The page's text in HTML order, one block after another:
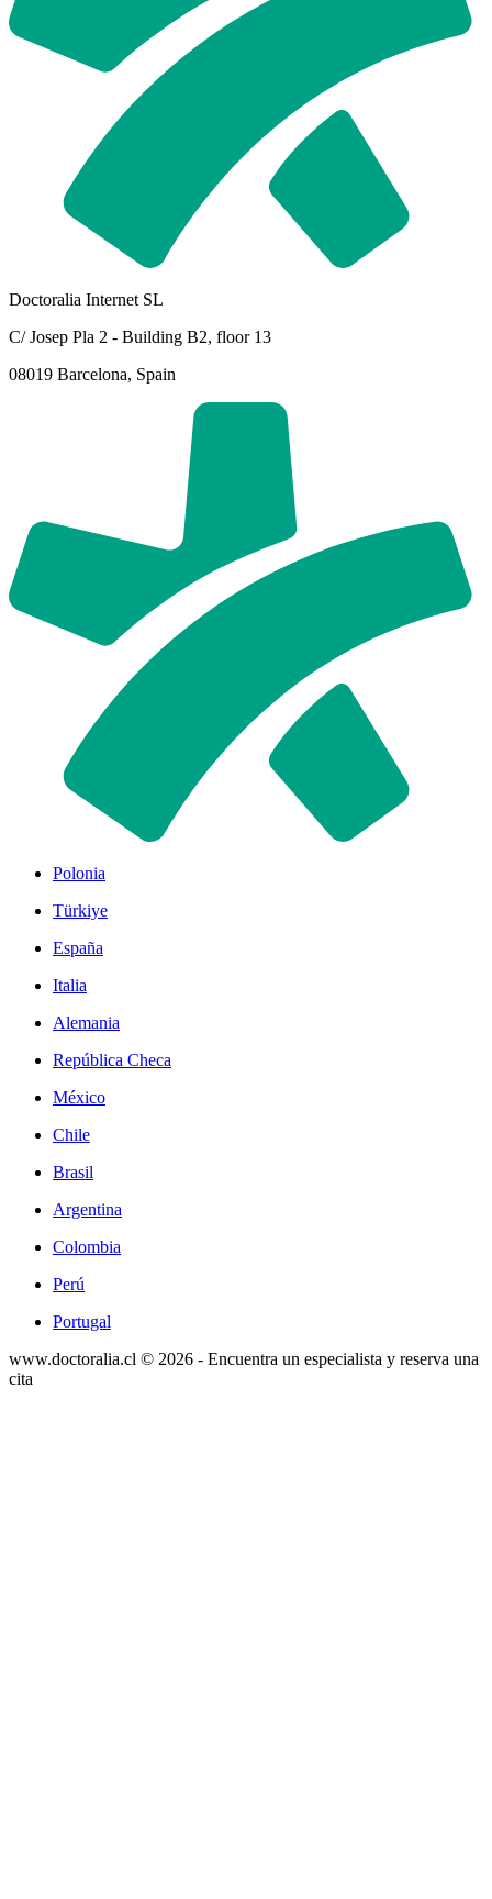
Doctoralia Internet SL
C/ Josep Pla 2 - Building B2, floor 13
08019 Barcelona, Spain
Polonia
Türkiye
España
Italia
Alemania
República Checa
México
Chile
Brasil
Argentina
Colombia
Perú
Portugal
www.doctoralia.cl © 2026 - Encuentra un especialista y reserva una
cita